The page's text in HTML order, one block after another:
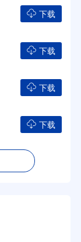
下载
下载
下载
下载